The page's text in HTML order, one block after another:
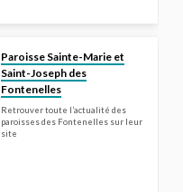
Paroisse Sainte-Marie et
Saint-Joseph des
Fontenelles
Retrouver toute l’actualité des
paroisses des Fontenelles sur leur
site